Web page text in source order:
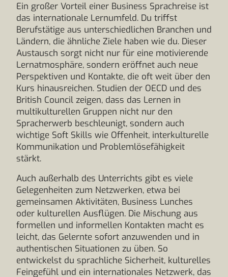
Ein großer Vorteil einer Business Sprachreise ist
das internationale Lernumfeld. Du triffst
Berufstätige aus unterschiedlichen Branchen und
Ländern, die ähnliche Ziele haben wie du. Dieser
Austausch sorgt nicht nur für eine motivierende
Lernatmosphäre, sondern eröffnet auch neue
Perspektiven und Kontakte, die oft weit über den
Kurs hinausreichen. Studien der OECD und des
British Council zeigen, dass das Lernen in
multikulturellen Gruppen nicht nur den
Spracherwerb beschleunigt, sondern auch
wichtige Soft Skills wie Offenheit, interkulturelle
Kommunikation und Problemlösefähigkeit
stärkt.
Auch außerhalb des Unterrichts gibt es viele
Gelegenheiten zum Netzwerken, etwa bei
gemeinsamen Aktivitäten, Business Lunches
oder kulturellen Ausflügen. Die Mischung aus
formellen und informellen Kontakten macht es
leicht, das Gelernte sofort anzuwenden und in
authentischen Situationen zu üben. So
entwickelst du sprachliche Sicherheit, kulturelles
Feingefühl und ein internationales Netzwerk, das